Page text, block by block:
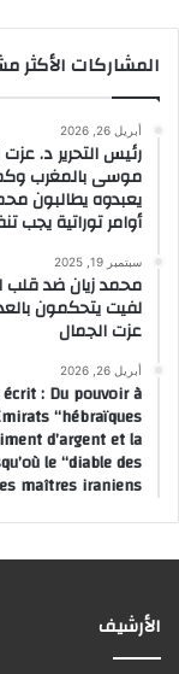
المشاركات الأكثر
أبريل 26, 2026
رئيس التحرير د.
موسى بالمغرب
يعبدوه يطالبون
أوامر توراتية يجب
سبتمبر 19, 2025
محمد زيان ضد قلب
لفيت يتحكمون
عزت الجمال
أبريل 26, 2026
: Du pouvoir à
“hébraïques
d’argent et la
le “diable des
maîtres iraniens ?
الأرشيف